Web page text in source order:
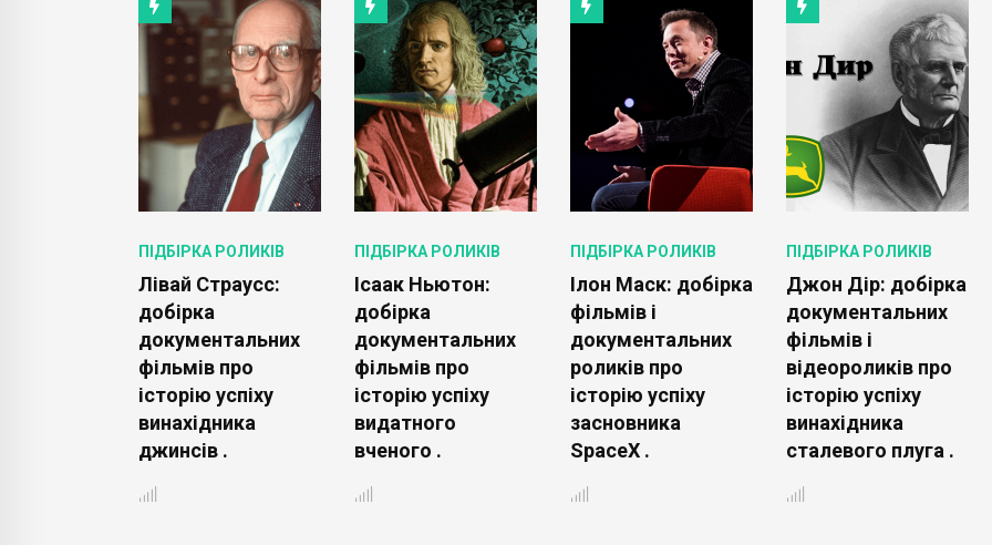
ПІДБІРКА РОЛИКІВ
Лівай Страусс:
добірка
документальних
фільмів про
історію успіху
винахідника
джинсів .
ПІДБІРКА РОЛИКІВ
Ісаак Ньютон:
добірка
документальних
фільмів про
історію успіху
видатного
вченого .
ПІДБІРКА РОЛИКІВ
Ілон Маск: добірка
фільмів і
документальних
роликів про
історію успіху
засновника
SpaceX .
ПІДБІРКА РОЛИКІВ
Джон Дір: добірка
документальних
фільмів і
відеороликів про
історію успіху
винахідника
сталевого плуга .